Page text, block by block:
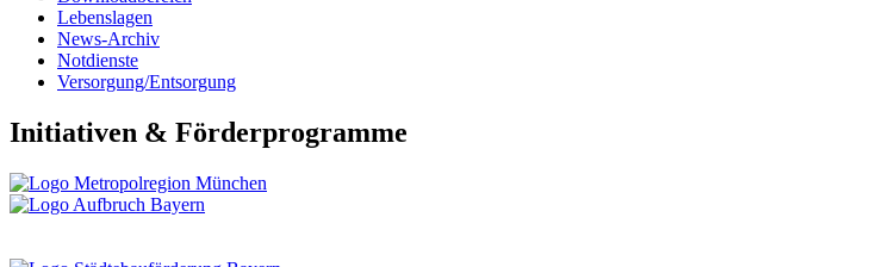
Lebenslagen
News-Archiv
Notdienste
Versorgung/Entsorgung
Initiativen & Förderprogramme